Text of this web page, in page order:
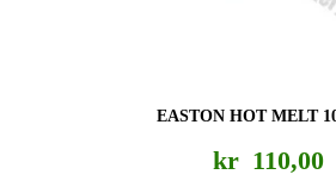
EASTON HOT MELT
kr 110,00